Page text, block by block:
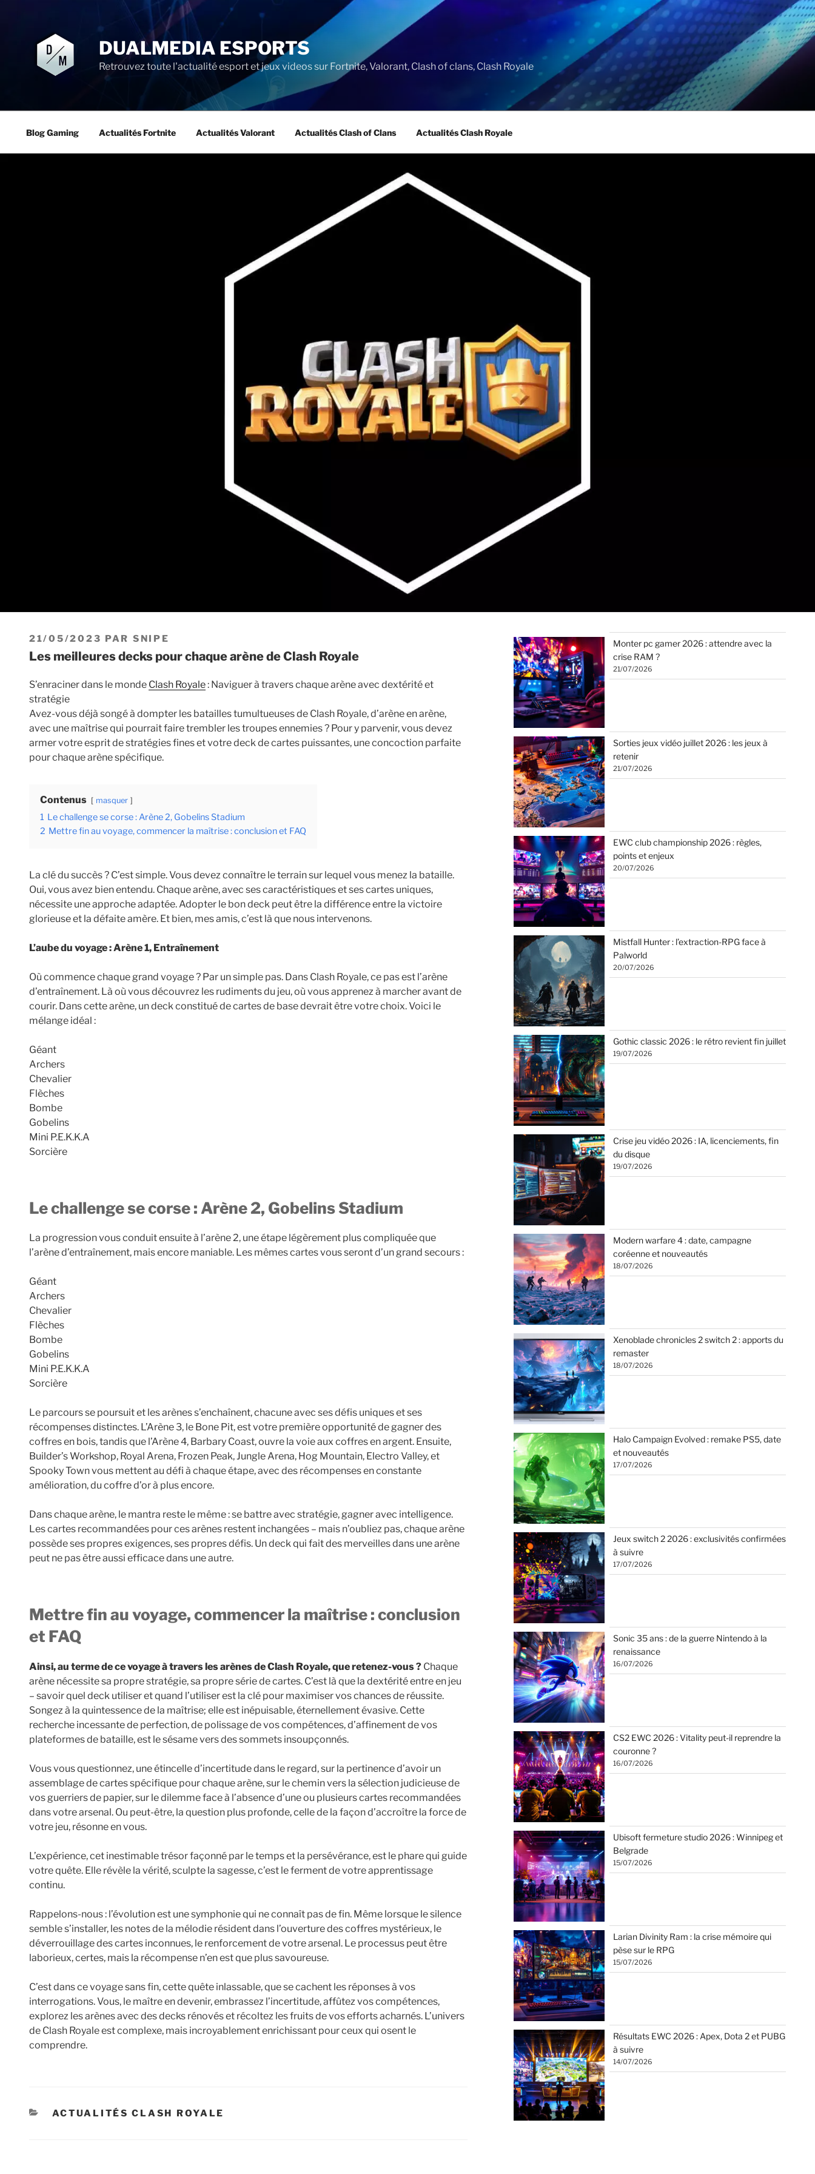
principal
DUALMEDIA ESPORTS
Retrouvez toute l'actualité esport et jeux videos sur Fortnite, Valorant, Clash of clans, Clash Royale
Blog Gaming Actualités Fortnite Actualités Valorant Actualités Clash of Clans Actualités Clash Royale
PUBLIÉ
LE
21/05/2023 PAR SNIPE
Les meilleures decks pour chaque arène de Clash Royale
S’enraciner dans le monde Clash Royale: Naviguer à travers chaque arène avec dextérité et
stratégie
Avez-vous déjà songé à dompter les batailles tumultueuses de Clash Royale, d’arène en arène,
avec une maîtrise qui pourrait faire trembler les troupes ennemies ? Pour y parvenir, vous devez
armer votre esprit de stratégies fines et votre deck de cartes puissantes, une concoction parfaite
pour chaque arène spécifique.
Contenus masquer
1 Le challenge se corse : Arène 2, Gobelins Stadium
2 Mettre fin au voyage, commencer la maîtrise : conclusion et FAQ
La clé du succès ? C’est simple. Vous devez connaître le terrain sur lequel vous menez la bataille.
Oui, vous avez bien entendu. Chaque arène, avec ses caractéristiques et ses cartes uniques,
nécessite une approche adaptée. Adopter le bon deck peut être la différence entre la victoire
glorieuse et la défaite amère. Et bien, mes amis, c’est là que nous intervenons.
L’aube du voyage : Arène 1, Entraînement
Où commence chaque grand voyage ? Par un simple pas. Dans Clash Royale, ce pas est l’arène
d’entraînement. Là où vous découvrez les rudiments du jeu, où vous apprenez à marcher avant de
courir. Dans cette arène, un deck constitué de cartes de base devrait être votre choix. Voici le
mélange idéal :
Géant
Archers
Chevalier
Flèches
Bombe
Gobelins
Mini P.E.K.K.A
Sorcière
Le challenge se corse : Arène 2, Gobelins Stadium
La progression vous conduit ensuite à l’arène 2, une étape légèrement plus compliquée que
l’arène d’entraînement, mais encore maniable. Les mêmes cartes vous seront d’un grand secours :
Géant
Archers
Chevalier
Flèches
Bombe
Gobelins
Mini P.E.K.K.A
Sorcière
Le parcours se poursuit et les arènes s’enchaînent, chacune avec ses défis uniques et ses
récompenses distinctes. L’Arène 3, le Bone Pit, est votre première opportunité de gagner des
coffres en bois, tandis que l’Arène 4, Barbary Coast, ouvre la voie aux coffres en argent. Ensuite,
Builder’s Workshop, Royal Arena, Frozen Peak, Jungle Arena, Hog Mountain, Electro Valley, et
Spooky Town vous mettent au défi à chaque étape, avec des récompenses en constante
amélioration, du coffre d’or à plus encore.
Dans chaque arène, le mantra reste le même : se battre avec stratégie, gagner avec intelligence.
Les cartes recommandées pour ces arènes restent inchangées – mais n’oubliez pas, chaque arène
possède ses propres exigences, ses propres défis. Un deck qui fait des merveilles dans une arène
peut ne pas être aussi efficace dans une autre.
Mettre fin au voyage, commencer la maîtrise : conclusion
et FAQ
Ainsi, au terme de ce voyage à travers les arènes de Clash Royale, que retenez-vous ? Chaque
arène nécessite sa propre stratégie, sa propre série de cartes. C’est là que la dextérité entre en jeu
– savoir quel deck utiliser et quand l’utiliser est la clé pour maximiser vos chances de réussite.
Songez à la quintessence de la maîtrise; elle est inépuisable, éternellement évasive. Cette
recherche incessante de perfection, de polissage de vos compétences, d’affinement de vos
plateformes de bataille, est le sésame vers des sommets insoupçonnés.
Vous vous questionnez, une étincelle d’incertitude dans le regard, sur la pertinence d’avoir un
assemblage de cartes spécifique pour chaque arène, sur le chemin vers la sélection judicieuse de
vos guerriers de papier, sur le dilemme face à l’absence d’une ou plusieurs cartes recommandées
dans votre arsenal. Ou peut-être, la question plus profonde, celle de la façon d’accroître la force de
votre jeu, résonne en vous.
L’expérience, cet inestimable trésor façonné par le temps et la persévérance, est le phare qui guide
votre quête. Elle révèle la vérité, sculpte la sagesse, c’est le ferment de votre apprentissage
continu.
Rappelons-nous : l’évolution est une symphonie qui ne connaît pas de fin. Même lorsque le silence
semble s’installer, les notes de la mélodie résident dans l’ouverture des coffres mystérieux, le
déverrouillage des cartes inconnues, le renforcement de votre arsenal. Le processus peut être
laborieux, certes, mais la récompense n’en est que plus savoureuse.
C’est dans ce voyage sans fin, cette quête inlassable, que se cachent les réponses à vos
interrogations. Vous, le maître en devenir, embrassez l’incertitude, affûtez vos compétences,
explorez les arènes avec des decks rénovés et récoltez les fruits de vos efforts acharnés. L’univers
de Clash Royale est complexe, mais incroyablement enrichissant pour ceux qui osent le
comprendre.
CATÉGORIES
ACTUALITÉS CLASH ROYALE
Monter pc gamer 2026 : attendre avec la
crise RAM ?
21/07/2026
Sorties jeux vidéo juillet 2026 : les jeux à
retenir
21/07/2026
EWC club championship 2026 : règles,
points et enjeux
20/07/2026
Mistfall Hunter : l’extraction-RPG face à
Palworld
20/07/2026
Gothic classic 2026 : le rétro revient fin juillet
19/07/2026
Crise jeu vidéo 2026 : IA, licenciements, fin
du disque
19/07/2026
Modern warfare 4 : date, campagne
coréenne et nouveautés
18/07/2026
Xenoblade chronicles 2 switch 2 : apports du
remaster
18/07/2026
Halo Campaign Evolved : remake PS5, date
et nouveautés
17/07/2026
Jeux switch 2 2026 : exclusivités confirmées
à suivre
17/07/2026
Sonic 35 ans : de la guerre Nintendo à la
renaissance
16/07/2026
CS2 EWC 2026 : Vitality peut-il reprendre la
couronne ?
16/07/2026
Ubisoft fermeture studio 2026 : Winnipeg et
Belgrade
15/07/2026
Larian Divinity Ram : la crise mémoire qui
pèse sur le RPG
15/07/2026
Résultats EWC 2026 : Apex, Dota 2 et PUBG
à suivre
14/07/2026